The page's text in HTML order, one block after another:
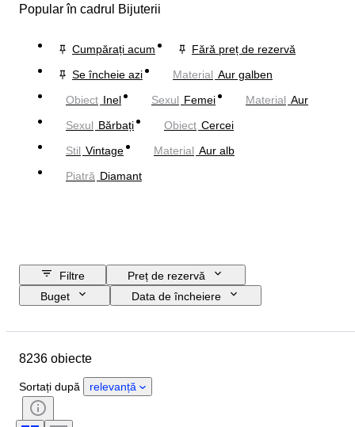
Popular în cadrul Bijuterii
Cumpărați acum
Fără preț de rezervă
Se încheie azi
Material Aur galben
Obiect Inel Sexul Femei Material Aur
Sexul Bărbați Obiect Cercei
Stil Vintage Material Aur alb
Piatră Diamant
Filtre
Preț de rezervă
Buget
Data de încheiere
Sexul
Certificare
Formă
Claritate
Gradul culorii
8236 obiecte
Sortați după relevanță